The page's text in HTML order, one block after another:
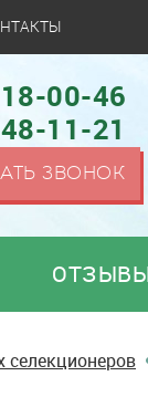
00-46
11-21
ЗВОНОК